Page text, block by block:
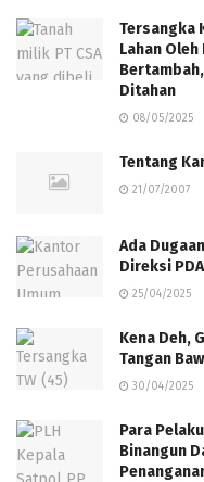
Tersangka
Lahan Oleh
Ditahan
08/05/2025
Tentang
21/07/2007
Ada
Direksi
25/04/2025
Kena Deh,
Tangan
30/04/2025
Para
Binangun